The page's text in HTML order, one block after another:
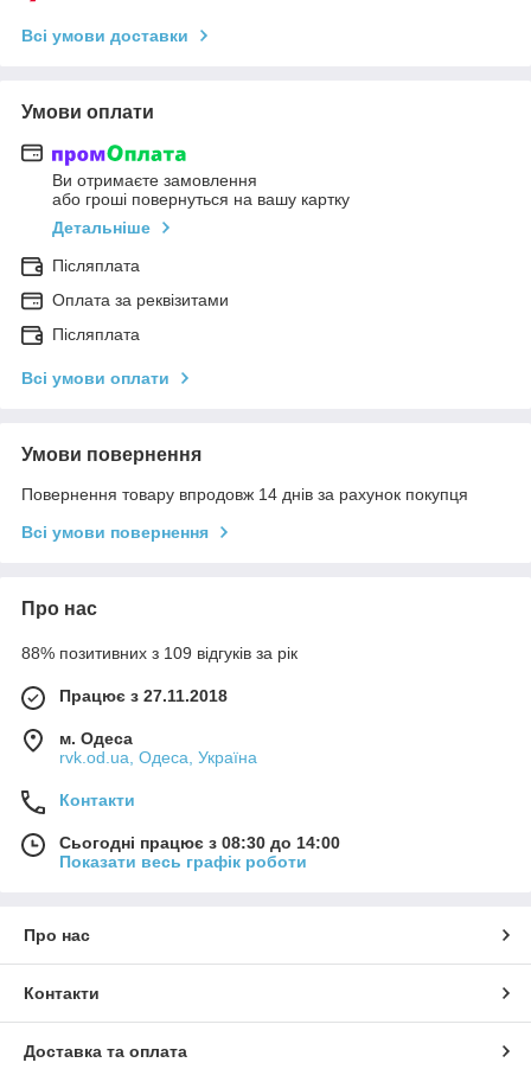
Всі умови доставки
Умови оплати
Ви отримаєте замовлення
або гроші повернуться на вашу картку
Детальніше
Післяплата
Оплата за реквізитами
Післяплата
Всі умови оплати
Умови повернення
Повернення товару впродовж 14 днів за рахунок покупця
Всі умови повернення
Про нас
88% позитивних з 109 відгуків за рік
Працює з 27.11.2018
м. Одеса
rvk.od.ua, Одеса, Україна
Контакти
Сьогодні працює з 08:30 до 14:00
Показати весь графік роботи
Про нас
Контакти
Доставка та оплата